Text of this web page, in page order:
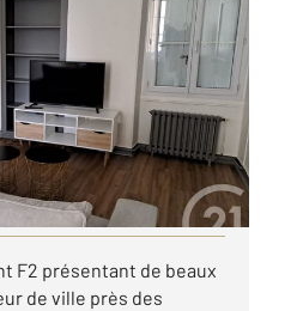
à louer
F2 présentant de beaux
de ville près des